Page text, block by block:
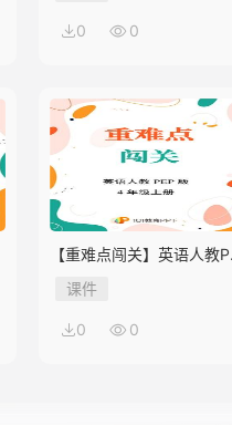
0 0
【重难点闯关】英语人教
版4年级上册Unit 2
课件
0 0